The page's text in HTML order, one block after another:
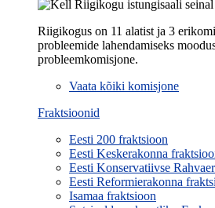
Riigikogus on 11 alatist ja 3
probleemide lahendamiseks
probleemkomisjone.
Vaata kõiki komisjone
Fraktsioonid
Eesti 200 fraktsioon
Eesti Keskerakonna
Eesti Konservatiivse
Eesti Reformierakonna
Isamaa fraktsioon